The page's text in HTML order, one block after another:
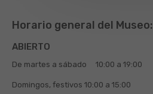
Horario general del Museo:
ABIERTO
De martes a sábado 10:00 a 19:00
Domingos, festivos 10:00 a 15:00